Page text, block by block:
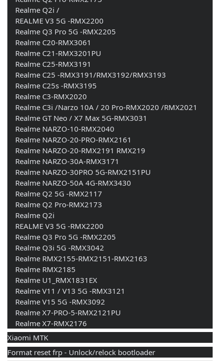
    Realme Q2i /
    REALME V3 5G -RMX2200
    Realme Q3 Pro 5G -RMX2205
    Realme C20-RMX3061
    Realme C21-RMX3201PU
    Realme C25-RMX3191
    Realme C25 -RMX3191/RMX3192/RMX3193
    Realme C25s -RMX3195
    Realme C3-RMX2020
    Realme C3i /Narzo 10A / 20 Pro-RMX2020 /RMX2021
    Realme GT Neo / X7 Max 5G-RMX3031
    Realme NARZO-10-RMX2040
    Realme NARZO-20-PRO-RMX2161
    Realme NARZO-20-RMX2191 RMX219
    Realme NARZO-30A-RMX3171
    Realme NARZO-30PRO 5G-RMX2151PU
    Realme NARZO-50A 4G-RMX3430
    Realme Q2 5G -RMX2117
    Realme Q2 Pro-RMX2173
    Realme Q2i
    REALME V3 5G -RMX2200
    Realme Q3 Pro 5G -RMX2205
    Realme Q3i 5G -RMX3042
    Realme RMX2155-RMX2151-RMX2163
    Realme RMX2185
    Realme U1_RMX1831EX
    Realme V11 / V13 5G -RMX3121
    Realme V15 5G -RMX3092
    Realme X7-PRO-5-RMX2121PU
    Realme X7-RMX2176
Xiaomi MTK
Format reset frp - Unlock/relock bootloader